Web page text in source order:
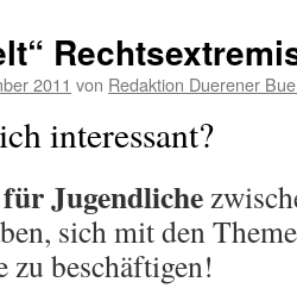
2011 von Redaktion Duerener
interessant?
Jugendliche
sich mit den
zu beschäftigen!